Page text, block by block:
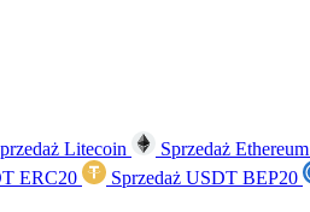
Litecoin Sprzedaż Ethereum
ERC20 Sprzedaż USDT BEP20